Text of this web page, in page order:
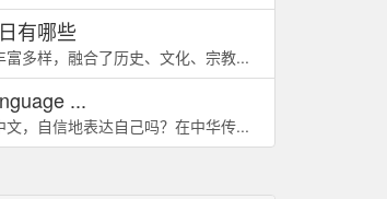
有哪些
富多样，融合了历史、文化、宗教...
...
文，自信地表达自己吗？在中华传...